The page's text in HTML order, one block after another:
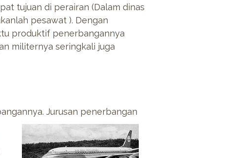
tujuan di perairan (Dalam dinas
pesawat ). Dengan
produktif penerbangannya
militernya seringkali juga
Jurusan penerbangan